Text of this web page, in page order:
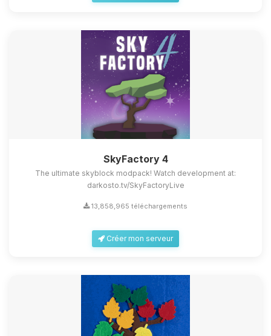
SkyFactory 4
The ultimate skyblock modpack! Watch development at:
darkosto.tv/SkyFactoryLive
13,858,965 téléchargements
Créer mon serveur